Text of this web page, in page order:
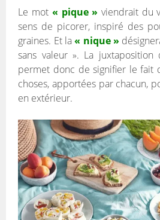
Le mot « pique » viendrait du
sens de picorer, inspiré des
graines. Et la« nique »
sans valeur ». La
permet donc de signifier le fait
choses, apportées par chacun,
en extérieur.